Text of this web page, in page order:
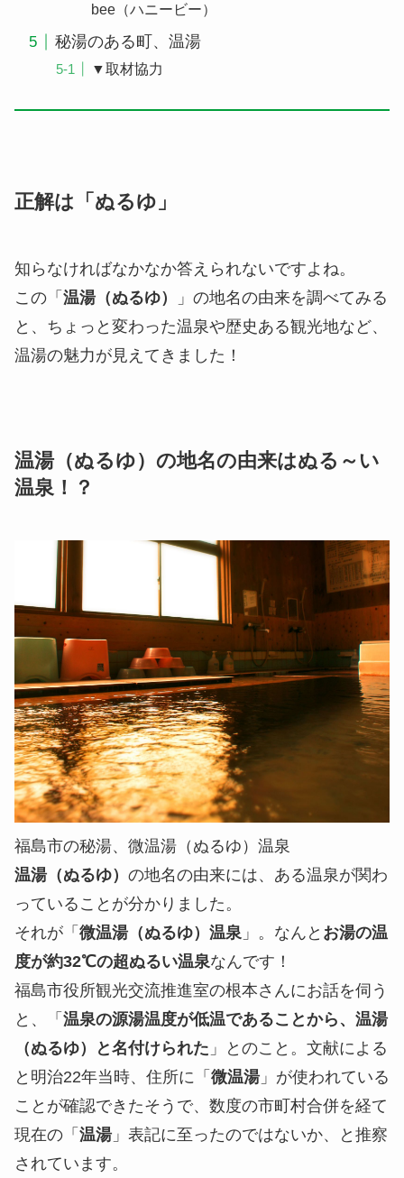
bee（ハニービー）
秘湯のある町、温湯
▼取材協力
正解は「ぬるゆ」
知らなければなかなか答えられないですよね。
この「 温湯（ぬるゆ）
」の地名の由来を調べてみる
と、ちょっと変わった温泉や歴史ある観光地など、
温湯の魅力が見えてきました！
温湯（ぬるゆ）の地名の由来はぬる～い
温泉！？
福島市の秘湯、微温湯（ぬるゆ）温泉
温湯（ぬるゆ） の地名の由来には、ある温泉が関わ
っていることが分かりました。
それが「 微温湯 （ぬるゆ） 温泉 」。なんと お湯の温
度が約32℃の超ぬるい温泉なんです！
福島市役所観光交流推進室の根本さんにお話を伺う
と、「 温泉の源湯温度が低温であることから、温湯
（ぬるゆ）と名付けられた 」とのこと。文献による
と明治22年当時、住所に「 微温湯 」が使われている
ことが確認できたそうで、数度の市町村合併を経て
現在の「 温湯 」表記に至ったのではないか、と推察
されています。